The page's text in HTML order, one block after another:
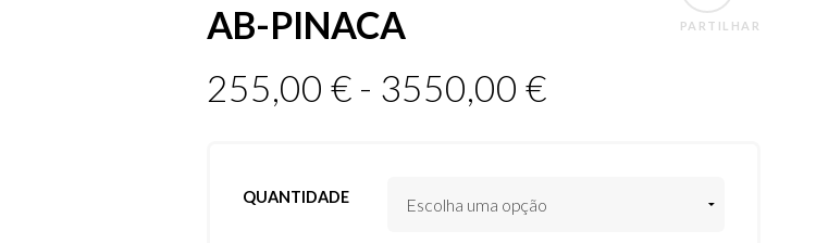
PARTILHAR
AB-PINACA
255,00€ - 3550,00€
QUANTIDADE